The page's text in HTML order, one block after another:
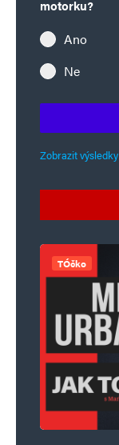
motorku?
Ano
Ne
Zobrazit výsledky
TÓčko